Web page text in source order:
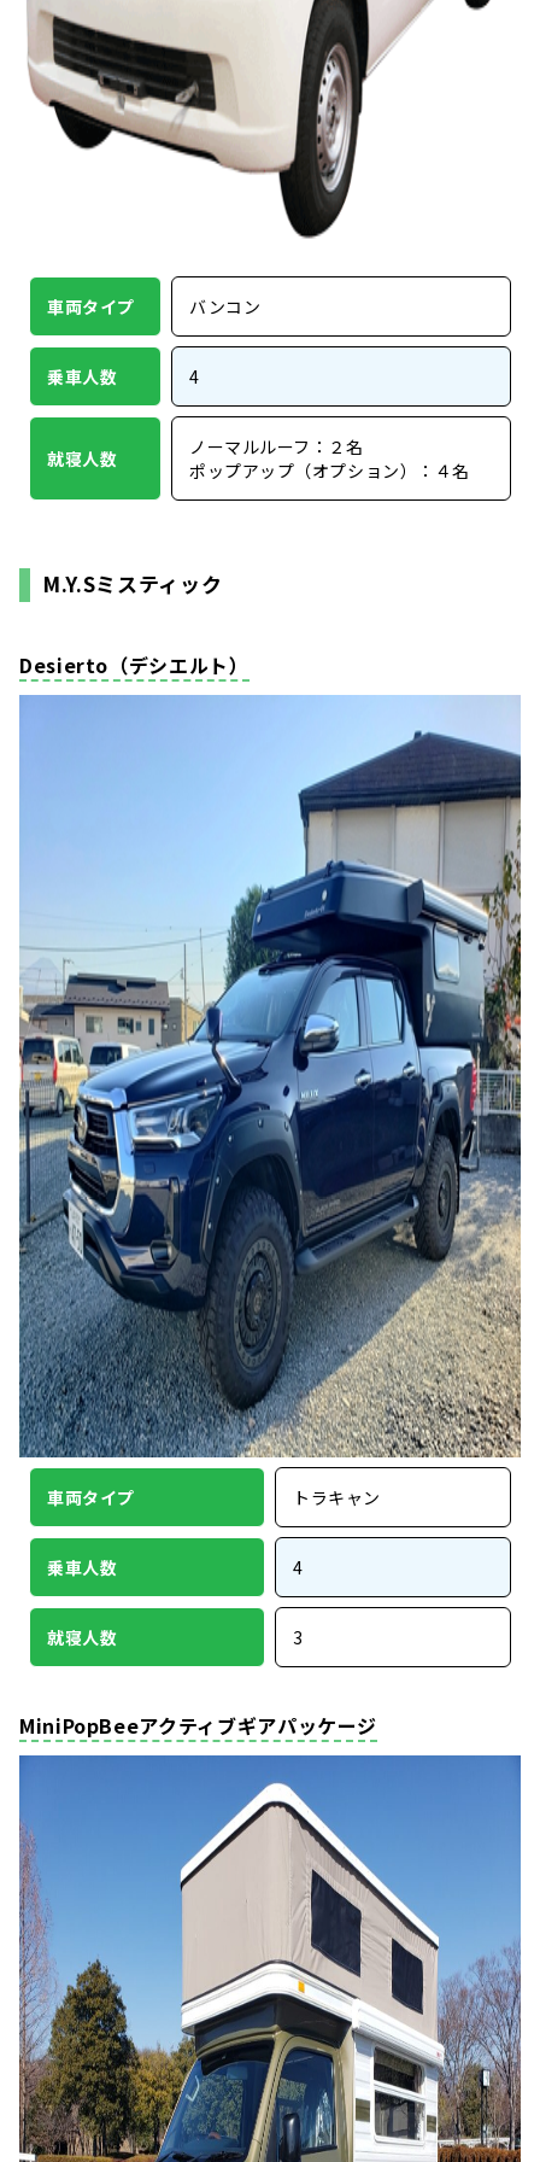
車両タイプ バンコン
乗車人数 4
就寝人数
ノーマルルーフ：２名
ポップアップ（オプション）：４名
M.Y.Sミスティック
Desierto（デシエルト）
車両タイプ トラキャン
乗車人数 4
就寝人数 3
MiniPopBeeアクティブギアパッケージ